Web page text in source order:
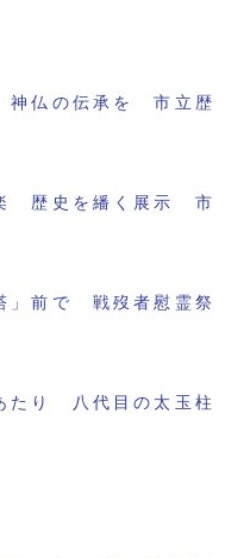
神仏の伝承を 市立歴
歴史を繙く展示 市
」前で 戦歿者慰霊祭
たり 八代目の太玉柱